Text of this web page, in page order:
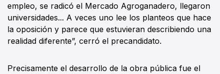
empleo, se radicó el Mercado Agroganadero, llegaron
universidades... A veces uno lee los planteos que hace
la oposición y parece que estuvieran describiendo una
realidad diferente”, cerró el precandidato.
Precisamente el desarrollo de la obra pública fue el